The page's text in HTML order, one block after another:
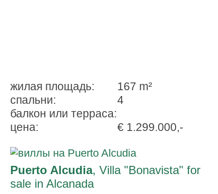
жилая площадь:
167 m²
спальни:
4
балкон или терраса:
ценa:
€ 1.299.000,-
Puerto Alcudia, Villa "Bonavista" for
sale in Alcanada